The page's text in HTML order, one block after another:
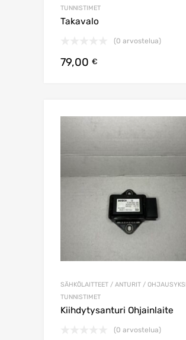
TUNNISTIMET
Takavalo
(0 arvostelua)
79,00 €
SÄHKÖLAITTEET / ANTURIT /
TUNNISTIMET
Kiihdytysanturi Ohjainlaite
(0 arvostelua)